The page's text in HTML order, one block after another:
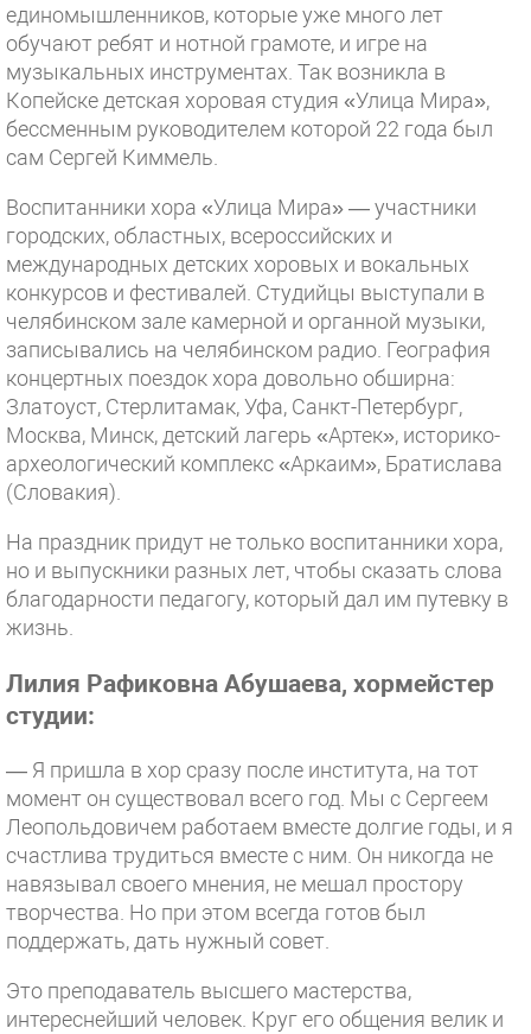
единомышленников, которые уже много лет
обучают ребят и нотной грамоте, и игре на
музыкальных инструментах. Так возникла в
Копейске детская хоровая студия «Улица Мира»,
бессменным руководителем которой 22 года был
сам Сергей Киммель.
Воспитанники хора «Улица Мира» — участники
городских, областных, всероссийских и
международных детских хоровых и вокальных
конкурсов и фестивалей. Студийцы выступали в
челябинском зале камерной и органной музыки,
записывались на челябинском радио. География
концертных поездок хора довольно обширна:
Златоуст, Стерлитамак, Уфа, Санкт-Петербург,
Москва, Минск, детский лагерь «Артек», историко-
археологический комплекс «Аркаим», Братислава
(Словакия).
На праздник придут не только воспитанники хора,
но и выпускники разных лет, чтобы сказать слова
благодарности педагогу, который дал им путевку в
жизнь.
Лилия Рафиковна Абушаева, хормейстер
студии:
— Я пришла в хор сразу после института, на тот
момент он существовал всего год. Мы с Сергеем
Леопольдовичем работаем вместе долгие годы, и я
счастлива трудиться вместе с ним. Он никогда не
навязывал своего мнения, не мешал простору
творчества. Но при этом всегда готов был
поддержать, дать нужный совет.
Это преподаватель высшего мастерства,
интереснейший человек. Круг его общения велик и